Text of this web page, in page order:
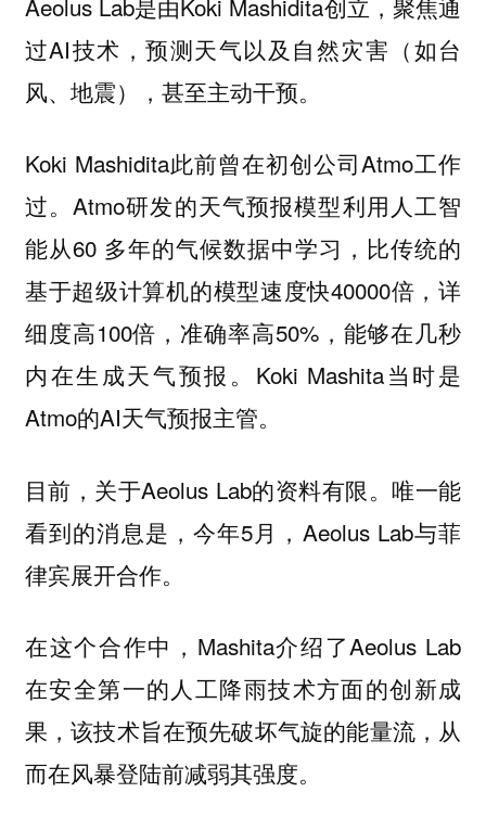
过AI技术，预测天气以及自然灾害（如台
风、地震），甚至主动干预。
Koki Mashidita此前曾在初创公司Atmo工作
过。Atmo研发的天气预报模型利用人工智
能从60 多年的气候数据中学习，比传统的
基于超级计算机的模型速度快40000倍，详
细度高100倍，准确率高50%，能够在几秒
内在生成天气预报。Koki Mashita当时是
Atmo的AI天气预报主管。
目前，关于Aeolus Lab的资料有限。唯一能
看到的消息是，今年5月，Aeolus Lab与菲
律宾展开合作。
在这个合作中，Mashita介绍了Aeolus Lab
在安全第一的人工降雨技术方面的创新成
果，该技术旨在预先破坏气旋的能量流，从
而在风暴登陆前减弱其强度。